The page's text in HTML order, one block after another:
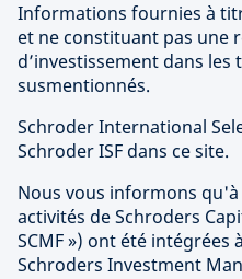
Informations fournies à
et ne constituant pas une
d’investissement dans
susmentionnés.
Schroder International
Schroder ISF dans ce site.
Nous vous informons
activités de Schroders
SCMF ») ont été intégrées
Schroders Investment